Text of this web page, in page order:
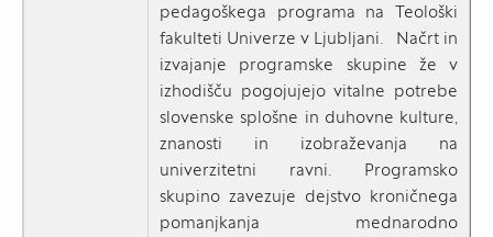
pedagoškega programa na Teološki
fakulteti Univerze v Ljubljani. Načrt in
izvajanje programske skupine že v
izhodišču pogojujejo vitalne potrebe
slovenske splošne in duhovne kulture,
znanosti in izobraževanja na
univerzitetni ravni. Programsko
skupino zavezuje dejstvo kroničnega
pomanjkanja mednarodno